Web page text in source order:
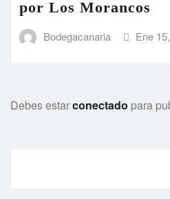
por Los Morancos
Bodegacanaria Ene
Debes estarconectado para